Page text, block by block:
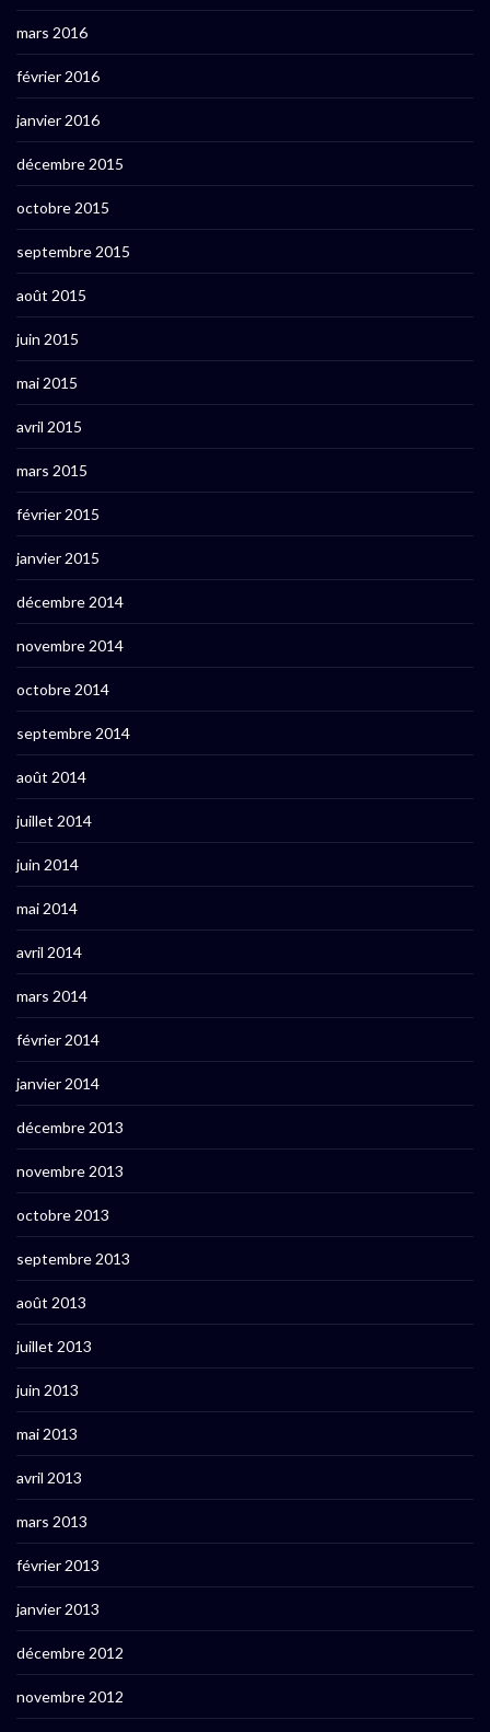
mars 2016
février 2016
janvier 2016
décembre 2015
octobre 2015
septembre 2015
août 2015
juin 2015
mai 2015
avril 2015
mars 2015
février 2015
janvier 2015
décembre 2014
novembre 2014
octobre 2014
septembre 2014
août 2014
juillet 2014
juin 2014
mai 2014
avril 2014
mars 2014
février 2014
janvier 2014
décembre 2013
novembre 2013
octobre 2013
septembre 2013
août 2013
juillet 2013
juin 2013
mai 2013
avril 2013
mars 2013
février 2013
janvier 2013
décembre 2012
novembre 2012